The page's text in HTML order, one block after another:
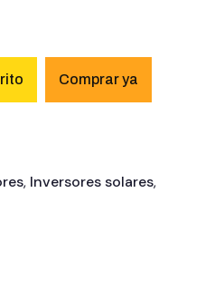
, Inversores solares,